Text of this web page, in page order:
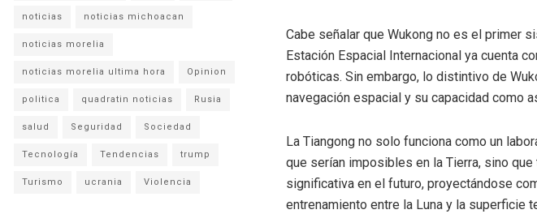
Cabe señalar que Wukong no es el primer
Estación Espacial Internacional ya cuenta
robóticas. Sin embargo, lo distintivo de
navegación espacial y su capacidad como
La Tiangong no solo funciona como un
que serían imposibles en la Tierra, sino
significativa en el futuro, proyectándose
entrenamiento entre la Luna y la superficie
noticias noticias michoacan
noticias morelia
noticias morelia ultima hora Opinion
politica quadratin noticias Rusia
salud Seguridad Sociedad
Tecnología Tendencias trump
Turismo ucrania Violencia